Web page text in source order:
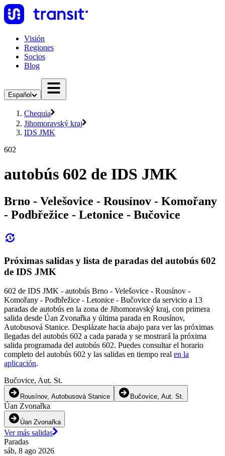
Visión
Regiones
Socios
Blog
Español
Chequia
Jihomoravský kraj
IDS JMK
602
autobús 602 de IDS JMK
Brno - Velešovice - Rousínov - Komořany
- Podbřežice - Letonice - Bučovice
Próximas salidas y lista de paradas del autobús 602
de IDS JMK
602 de IDS JMK - autobús Brno - Velešovice - Rousínov -
Komořany - Podbřežice - Letonice - Bučovice da servicio a 13
paradas de autobús en la zona de Jihomoravský kraj, con primera
salida desde Úan Zvonařka y última parada en Rousínov,
Autobusová Stanice. Desplázate hacia abajo para ver las próximas
llegadas del autobús 602 a cada parada y se mostrará la próxima
salida programada del autobús 602. Puedes consultar el horario
completo del autobús 602 y las salidas en tiempo real en la
aplicación.
Bučovice, Aut. St.
Rousínov, Autobusová Stanice Bučovice, Aut. St.
Úan Zvonařka
Úan Zvonařka
Ver más salidas
Paradas
sáb, 8 ago 2026